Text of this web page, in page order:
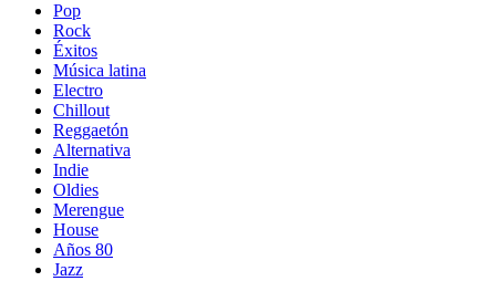
Pop
Rock
Éxitos
Música latina
Electro
Chillout
Reggaetón
Alternativa
Indie
Oldies
Merengue
House
Años 80
Jazz